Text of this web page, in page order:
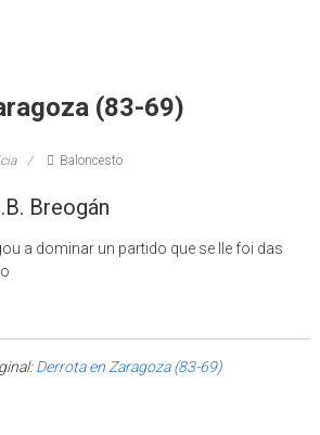
(83-69)
Baloncesto
Breogán
a dominar un partido que se lle foi das
Derrota en Zaragoza (83-69)